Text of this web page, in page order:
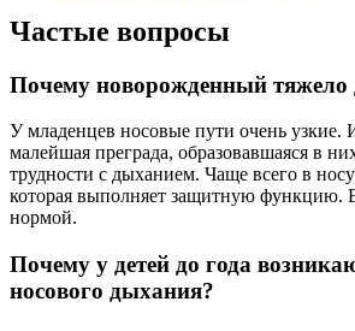
Частые вопросы
Почему новорожденный
У младенцев носовые пути очень узкие.
малейшая преграда, образовавшаяся в
трудности с дыханием. Чаще всего в носу
которая выполняет защитную функцию.
нормой.
Почему у детей до года
носового дыхания?